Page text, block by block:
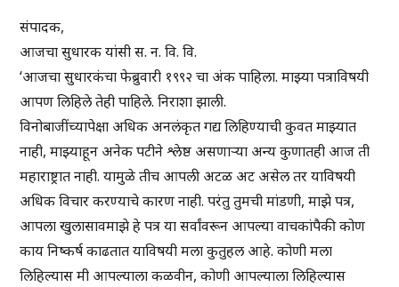
संपादक,
आजचा सुधारक यांसी स. न. वि. वि.
‘आजचा सुधारकंचा फेब्रुवारी १९९२ चा अंक पाहिला. माझ्या पत्राविषयी
आपण लिहिले तेही पाहिले. निराशा झाली.
विनोबाजींच्यापेक्षा अधिक अनलंकृत गद्य लिहिण्याची कुवत माझ्यात
नाही, माझ्याहून अनेक पटीने श्लेष्ठ असणाऱ्या अन्य कुणातही आज ती
महाराष्ट्रात नाही. यामुळे तीच आपली अटळ अट असेल तर याविषयी
अधिक विचार करण्याचे कारण नाही. परंतु तुमची मांडणी, माझे पत्र,
आपला खुलासावमाझे हे पत्र या सर्वांवरून आपल्या वाचकांपैकी कोण
काय निष्कर्ष काढतात याविषयी मला कुतुहल आहे. कोणी मला
लिहिल्यास मी आपल्याला कळवीन, कोणी आपल्याला लिहिल्यास